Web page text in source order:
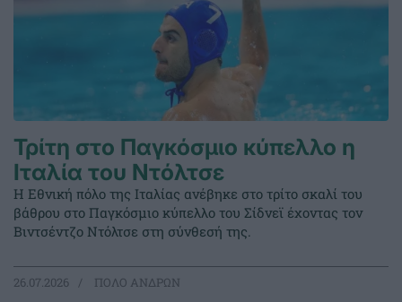
Τρίτη στο Παγκόσμιο κύπελλο η
Ιταλία του Ντόλτσε
Η Εθνική πόλο της Ιταλίας ανέβηκε στο τρίτο σκαλί του
βάθρου στο Παγκόσμιο κύπελλο του Σίδνεϊ έχοντας τον
Βιντσέντζο Ντόλτσε στη σύνθεσή της.
26.07.2026 ΠΟΛΟ ΑΝΔΡΩΝ